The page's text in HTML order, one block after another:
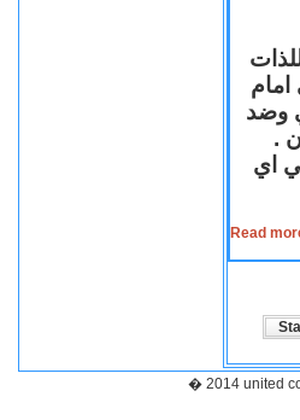
امام
وضد
.
اي
� 2014 united